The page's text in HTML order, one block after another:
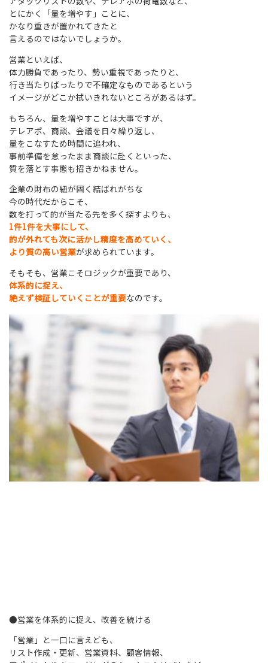
とにかく「量を増やす」ことに、
かなり重きが置かれてきたと
言えるのではないでしょうか。
営業といえば、
体力勝負であったり、勢い重視であったりと、
行き当たりばったりで不確定なものであるという
イメージがどこか拭いきれないところがあるはず。
もちろん、量を増やすことは大事ですが、
テレアポ、商談、会議を日々繰り返し、
量をこなすため時間に追われ、
事前準備を怠ったまま商談に赴くといった、
質を落とす事態も招きかねません。
企業の財布の紐が固く結ばれがちな
今の時代だからこそ、
数を打って的が当たる先を多く探すよりも、
1件1件を大事にして、
的が外れても次に活かし精度を高めていく、
より質の高い営業が求められています。
そもそも、営業こそロジックが重要であり、
体系的に捉え、
絶えず検証していくことが重要なのです。
●営業を体系的に捉え、改善を続ける
「営業」と一口に言えども、
リスト作成・更新、営業資料、顧客情報、